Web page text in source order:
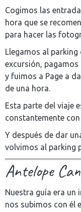
Cogimos las
hora que se
para hacer las
Llegamos al
excursión,
y fuimos a Page a
de una hora.
Esta parte del viaje
constantemente
Y después de dar
volvimos al parking
Antelope
Nuestra guía era un
nos subimos con él